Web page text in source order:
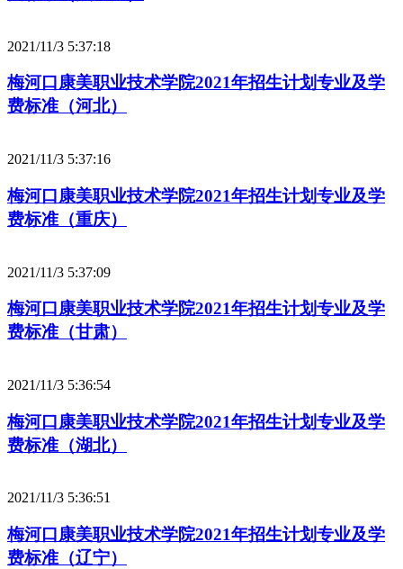
2021/11/3 5:37:18
梅河口康美职业技术学院2021年招生计划专业及学
费标准（河北）
2021/11/3 5:37:16
梅河口康美职业技术学院2021年招生计划专业及学
费标准（重庆）
2021/11/3 5:37:09
梅河口康美职业技术学院2021年招生计划专业及学
费标准（甘肃）
2021/11/3 5:36:54
梅河口康美职业技术学院2021年招生计划专业及学
费标准（湖北）
2021/11/3 5:36:51
梅河口康美职业技术学院2021年招生计划专业及学
费标准（辽宁）